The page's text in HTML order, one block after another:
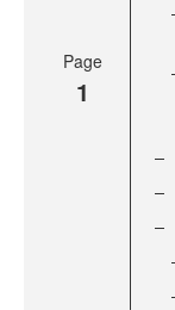
Page
1